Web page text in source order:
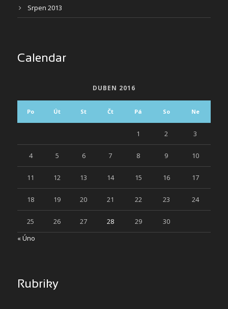
Srpen 2013
Calendar
DUBEN 2016
Po Út St Čt Pá So Ne
1 2 3
4 5 6 7 8 9 10
11 12 13 14 15 16 17
18 19 20 21 22 23 24
25 26 27 28 29
30
« Úno
Rubriky